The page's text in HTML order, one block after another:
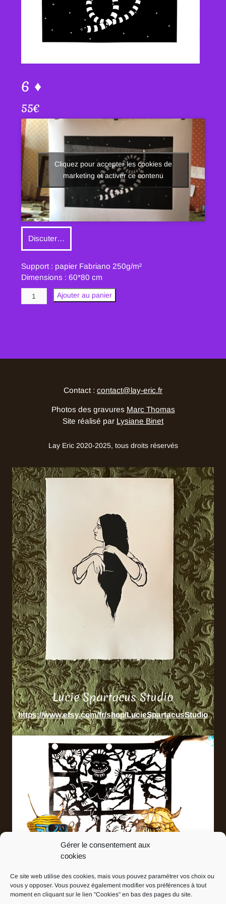
Gérer le consentement aux
cookies
Ce site web utilise des cookies, mais vous pouvez paramétrer vos choix ou
vous y opposer. Vous pouvez également modifier vos préférences à tout
moment en cliquant sur le lien "Cookies" en bas des pages du site.
6 ♦
55€
Cliquez pour accepter les cookies de
marketing et activer ce contenu
Discuter…
Support : papier Fabriano 250g/m²
Dimensions : 60*80 cm
quantité
de
Ajouter au panier
Contact : contact@lay-eric.fr
Photos des gravures Marc Thomas
Site réalisé par Lysiane Binet
Lay Eric 2020-2025, tous droits réservés
Lucie Spartacus Studio
https://www.etsy.com/fr/shop/LucieSpartacusStudio
Martin Jauniaux
Art'iss Brussellois